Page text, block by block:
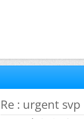
Re : urgent svp